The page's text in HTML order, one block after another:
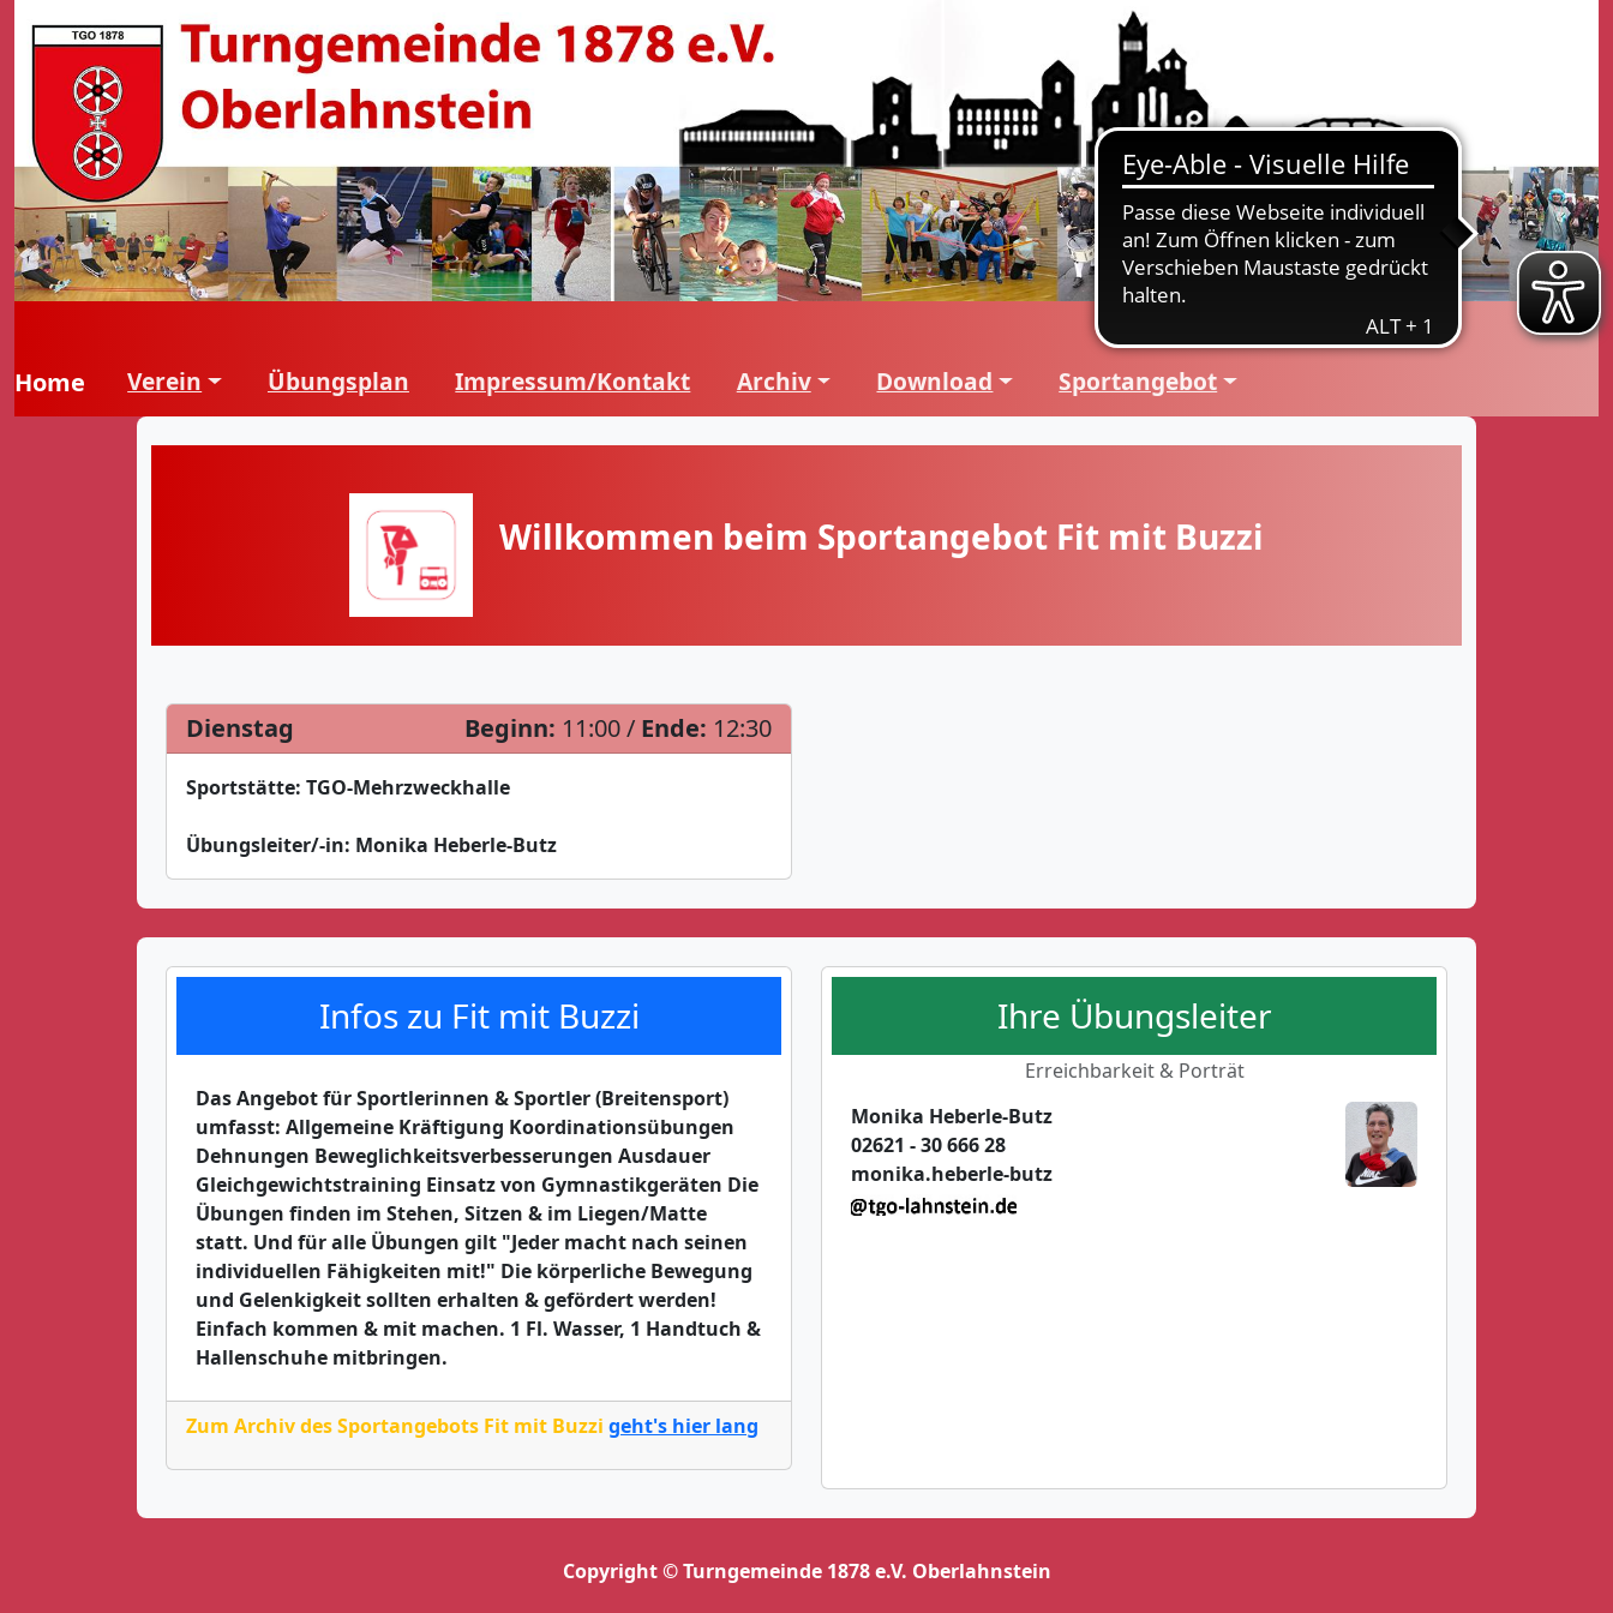
Home Verein Übungsplan Impressum/Kontakt Archiv Download Sportangebot
Willkommen beim Sportangebot Fit mit Buzzi
Dienstag Beginn: 11:00 / Ende: 12:30
Sportstätte: TGO-Mehrzweckhalle
Übungsleiter/-in: Monika Heberle-Butz
Infos zu Fit mit Buzzi
Das Angebot für Sportlerinnen & Sportler (Breitensport)
umfasst: Allgemeine Kräftigung Koordinationsübungen
Dehnungen Beweglichkeitsverbesserungen Ausdauer
Gleichgewichtstraining Einsatz von Gymnastikgeräten Die
Übungen finden im Stehen, Sitzen & im Liegen/Matte
statt. Und für alle Übungen gilt "Jeder macht nach seinen
individuellen Fähigkeiten mit!" Die körperliche Bewegung
und Gelenkigkeit sollten erhalten & gefördert werden!
Einfach kommen & mit machen. 1 Fl. Wasser, 1 Handtuch &
Hallenschuhe mitbringen.
Zum Archiv des Sportangebots Fit mit Buzzi geht's hier lang
Ihre Übungsleiter
Erreichbarkeit & Porträt
Monika Heberle-Butz
02621 - 30 666 28
monika.heberle-butz
Copyright © Turngemeinde 1878 e.V. Oberlahnstein